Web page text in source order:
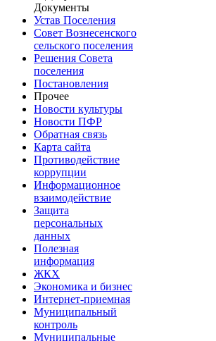
Документы
Устав Поселения
Совет Вознесенского
сельского поселения
Решения Совета
поселения
Постановления
Прочее
Новости культуры
Новости ПФР
Обратная связь
Карта сайта
Противодействие
коррупции
Информационное
взаимодействие
Защита
персональных
данных
Полезная
информация
ЖКХ
Экономика и бизнес
Интернет-приемная
Муниципальный
контроль
Муниципальные